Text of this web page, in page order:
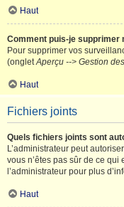
Haut
Comment puis-je supprimer
Pour supprimer vos
(ongletAperçu --> Gestion
Haut
Fichiers joints
Quels fichiers joints sont
L’administrateur peut
vous n’êtes pas sûr de ce
l’administrateur pour plus
Haut